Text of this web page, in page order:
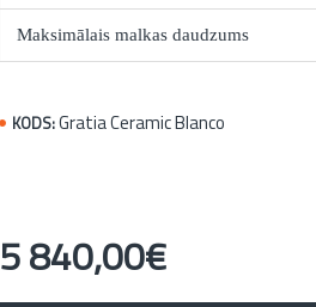
Maksimālais malkas daudzums
KODS:Gratia Ceramic Blanco
5 840,00€